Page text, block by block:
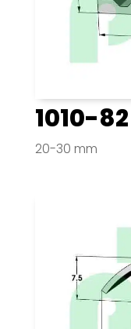
1010-82
20-30 mm